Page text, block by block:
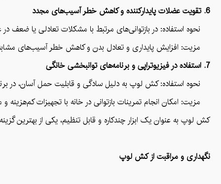
6. تقویت عضلات پایدارکننده و کاهش خطر آسیب‌های مجدد
نحوه استفاده: در بازتوانی‌های مرتبط با مشکلات تعادلی یا
مزیت: افزایش پایداری و تعادل بدن و کاهش خطر آسیب‌های مشابه
7. استفاده در فیزیوتراپی و برنامه‌های توانبخشی خانگی
نحوه استفاده: کش لوپ به دلیل سادگی و قابلیت حمل آسان، در
مزیت: امکان انجام تمرینات بازتوانی در خانه با تجهیزات کم‌هزینه و
کش لوپ به عنوان یک ابزار چندکاره و قابل تنظیم، یکی از بهترین
نگهداری و مراقبت از کش لوپ